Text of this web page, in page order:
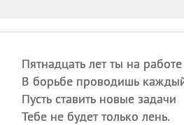
Пятнадцать лет ты на работе
В борьбе проводишь
Пусть ставить новые задачи
Тебе не будет только лень.